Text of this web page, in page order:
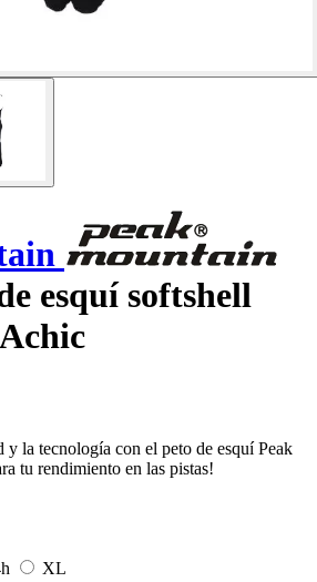
esquí softshell
y la tecnología con el peto de esquí Peak
tu rendimiento en las pistas!
XL